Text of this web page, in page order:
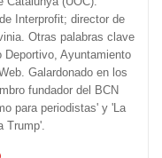
Interprofit; director de
Otras palabras clave
Ayuntamiento
Galardonado en los
fundador del BCN
para periodistas' y 'La
Trump'.